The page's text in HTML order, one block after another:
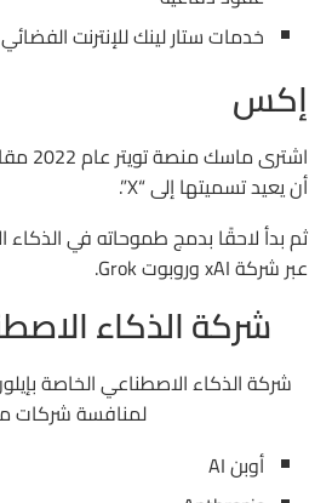
خدمات ستار لينك للإنترنت الفضائي
إكس
أن يعيد تسميتها إلى “X”.
ثم بدأ لاحقًا بدمج طموحاته في
عبر شركة xAI وروبوت Grok.
شركة الذكاء
شركة الذكاء الاصطناعي الخاصة
لمنافسة شركات
أوبن AI